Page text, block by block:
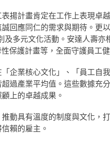
揚計畫肯定在工作上表現卓
回應同仁的需求與期待。更以
多元文化活動。安達人壽亦
保護計畫等，全面守護員工健
企業核心文化」、「員工自我
過產業平均值。這些數據充
上的卓越成果。
動具有溫度的制度與文化，
賴的雇主。